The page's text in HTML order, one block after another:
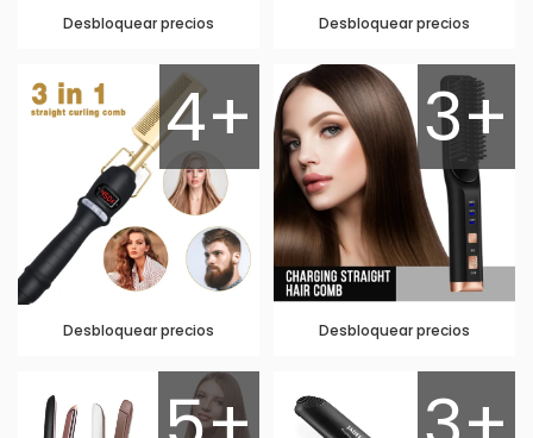
Desbloquear precios Desbloquear precios
4+
Desbloquear precios
3+
Desbloquear precios